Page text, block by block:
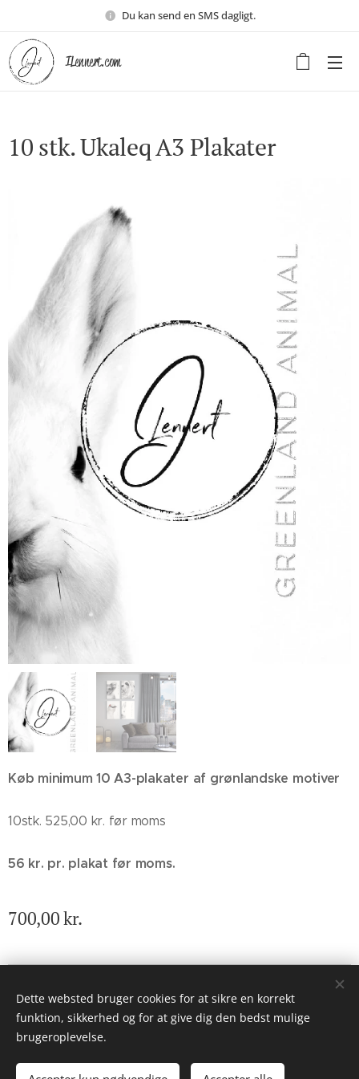
Du kan send en SMS dagligt.
ILennert.com
10 stk. Ukaleq A3 Plakater
Køb minimum 10 A3-plakater af grønlandske motiver
10stk. 525,00 kr. før moms
56 kr. pr. plakat før moms.
700,00kr.
Cookies
Dette websted bruger cookies for at sikre en korrekt
funktion, sikkerhed og for at give dig den bedst mulige
brugeroplevelse.